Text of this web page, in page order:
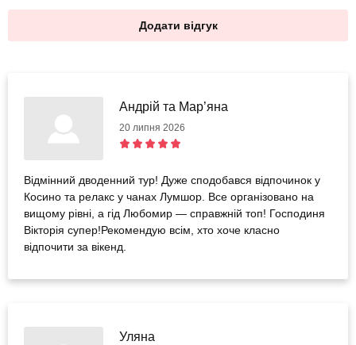
Додати відгук
Андрій та Мар’яна
20 липня 2026
Відмінний дводенний тур! Дуже сподобався відпочинок у
Косино та релакс у чанах Лумшор. Все організовано на
вищому рівні, а гід Любомир — справжній топ! Господиня
Вікторія супер!Рекомендую всім, хто хоче класно
відпочити за вікенд.
Уляна